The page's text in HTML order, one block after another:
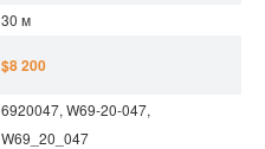
30 м
$8 200
6920047, W69-20-047,
W69_20_047